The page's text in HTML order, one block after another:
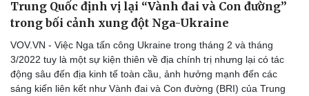
Trung Quốc định vị lại “Vành đai và Con đường”
trong bối cảnh xung đột Nga-Ukraine
VOV.VN - Việc Nga tấn công Ukraine trong tháng 2 và tháng
3/2022 tuy là một sự kiện thiên về địa chính trị nhưng lại có tác
động sâu đến địa kinh tế toàn cầu, ảnh hưởng mạnh đến các
sáng kiến liên kết như Vành đai và Con đường (BRI) của Trung